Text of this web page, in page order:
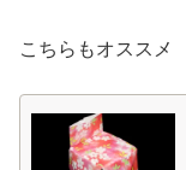
こちらもオススメ